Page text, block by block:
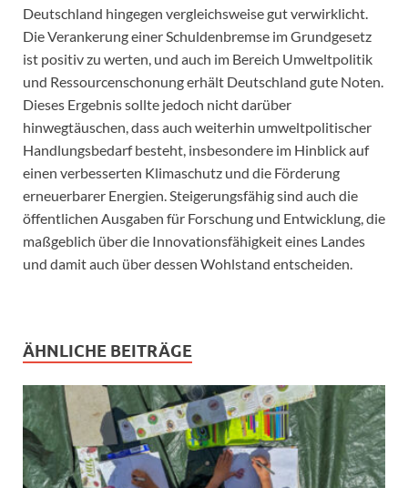
Deutschland hingegen vergleichsweise gut verwirklicht.
Die Verankerung einer Schuldenbremse im Grundgesetz
ist positiv zu werten, und auch im Bereich Umweltpolitik
und Ressourcenschonung erhält Deutschland gute Noten.
Dieses Ergebnis sollte jedoch nicht darüber
hinwegtäuschen, dass auch weiterhin umweltpolitischer
Handlungsbedarf besteht, insbesondere im Hinblick auf
einen verbesserten Klimaschutz und die Förderung
erneuerbarer Energien. Steigerungsfähig sind auch die
öffentlichen Ausgaben für Forschung und Entwicklung, die
maßgeblich über die Innovationsfähigkeit eines Landes
und damit auch über dessen Wohlstand entscheiden.
ÄHNLICHE BEITRÄGE